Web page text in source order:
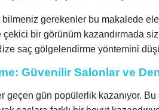
gerekenler bu makalede ele
bir görünüm kazandırmada size
saç gölgelendirme yöntemini
Güvenilir Salonlar ve
gün popülerlik kazanıyor.